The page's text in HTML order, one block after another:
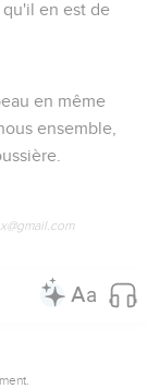
en est de
en même
ensemble,